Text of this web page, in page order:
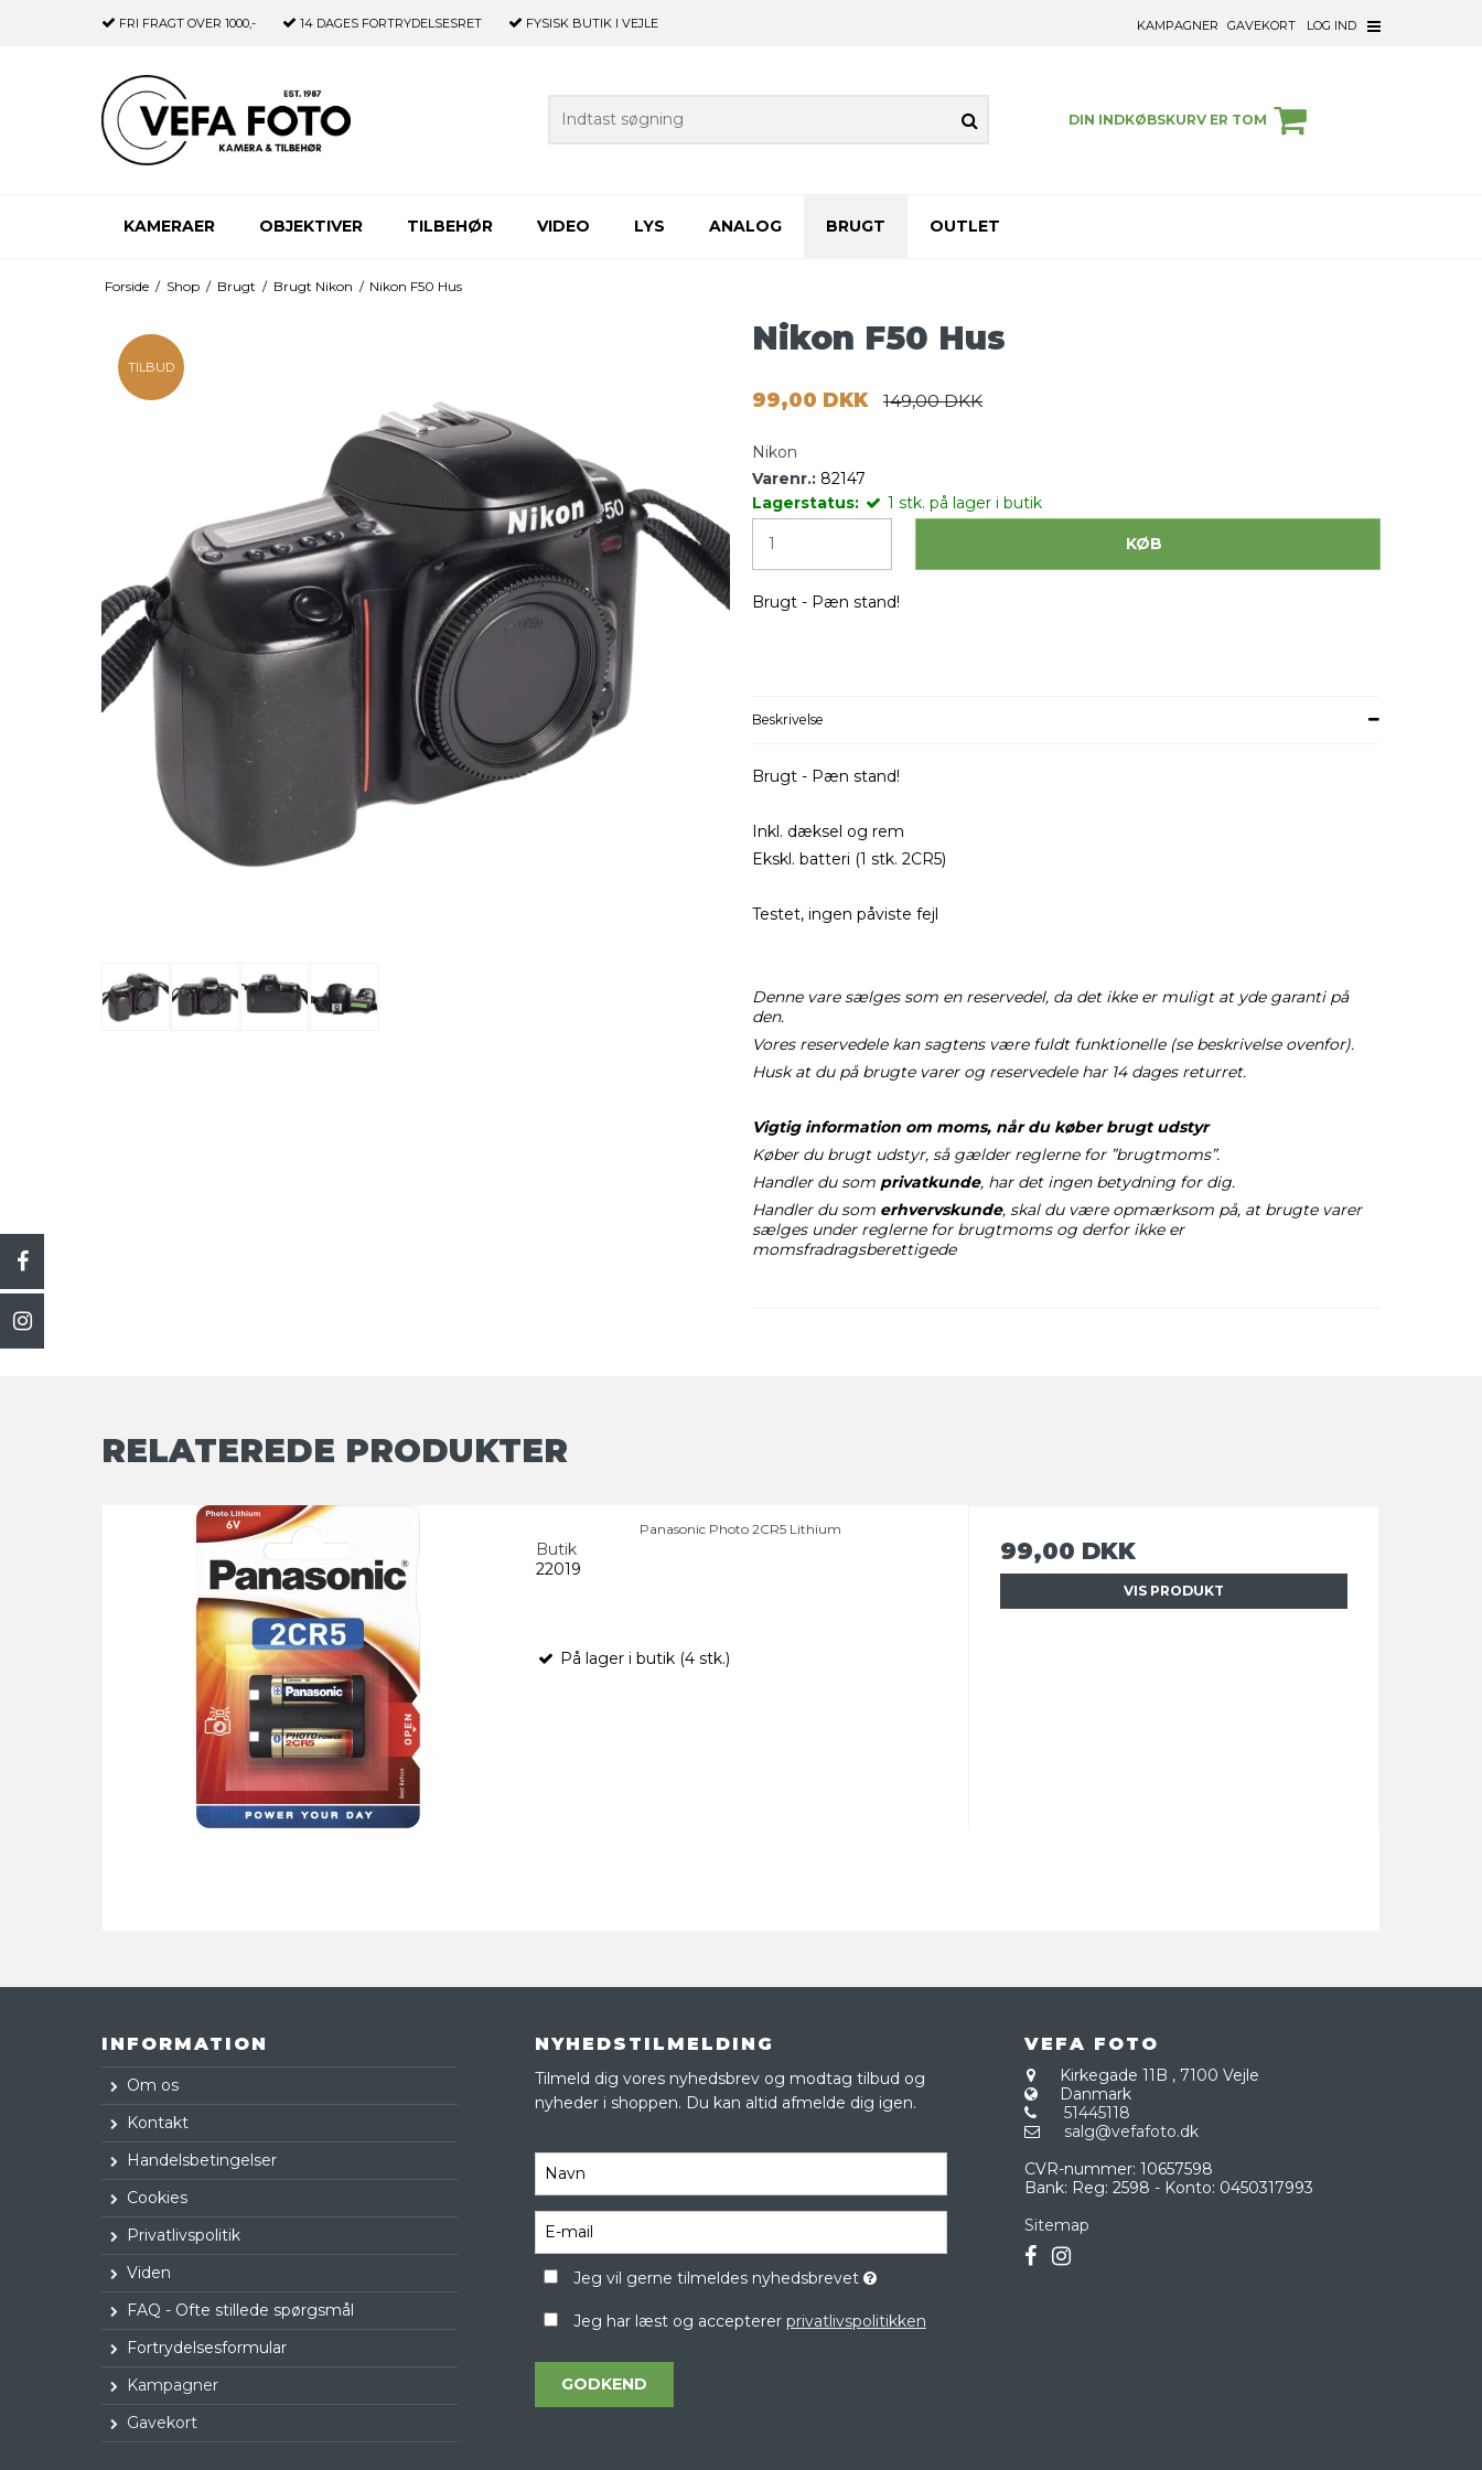
FRI FRAGT OVER 1000,- 14 DAGES FORTRYDELSESRET FYSISK BUTIK I VEJLE KAMPAGNER GAVEKORT LOG IND
DIN INDKØBSKURV ER TOM
KAMERAER OBJEKTIVER TILBEHØR VIDEO LYS ANALOG BRUGT OUTLET
Forside / Shop / Brugt / Brugt Nikon / Nikon F50 Hus
TILBUD
Nikon F50 Hus
99,00 DKK 149,00 DKK
Nikon
Varenr.: 82147
Lagerstatus:
1 stk. på lager i butik
KØB
Brugt - Pæn stand!
Beskrivelse
Brugt - Pæn stand!
Inkl. dæksel og rem
Ekskl. batteri (1 stk. 2CR5)
Testet, ingen påviste fejl
Denne vare sælges som en reservedel, da det ikke er muligt at yde garanti på
den.
Vores reservedele kan sagtens være fuldt funktionelle (se beskrivelse ovenfor).
Husk at du på brugte varer og reservedele har 14 dages returret.
Vigtig information om moms, når du køber brugt udstyr
Køber du brugt udstyr, så gælder reglerne for ”brugtmoms”.
Handler du som privatkunde, har det ingen betydning for dig.
Handler du som erhvervskunde, skal du være opmærksom på, at brugte varer
sælges under reglerne for brugtmoms og derfor ikke er
momsfradragsberettigede
RELATEREDE PRODUKTER
Panasonic Photo 2CR5 Lithium
Butik
22019
På lager i butik (4 stk.)
99,00 DKK
VIS PRODUKT
INFORMATION
Om os
Kontakt
Handelsbetingelser
Cookies
Privatlivspolitik
Viden
FAQ - Ofte stillede spørgsmål
Fortrydelsesformular
Kampagner
Gavekort
NYHEDSTILMELDING
Tilmeld dig vores nyhedsbrev og modtag tilbud og
nyheder i shoppen. Du kan altid afmelde dig igen.
Jeg vil gerne tilmeldes nyhedsbrevet
Jeg har læst og accepterer privatlivspolitikken
GODKEND
VEFA FOTO
Kirkegade 11B ,7100 Vejle
Danmark
51445118
salg@vefafoto.dk
CVR-nummer: 10657598
Bank: Reg: 2598 - Konto: 0450317993
Sitemap